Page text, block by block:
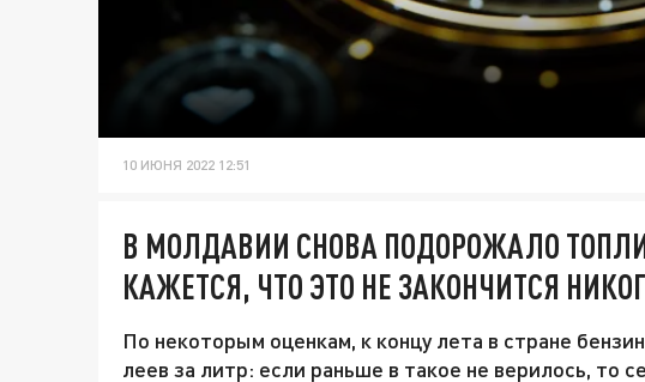
10 ИЮНЯ 2022 12:51
В МОЛДАВИИ СНОВА ПОДОРОЖАЛО
КАЖЕТСЯ, ЧТО ЭТО НЕ ЗАКОНЧИТСЯ
По некоторым оценкам, к концу лета в стране
леев за литр: если раньше в такое не верилось, то